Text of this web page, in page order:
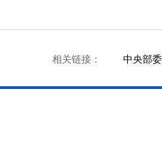
相关链接： 中央部委